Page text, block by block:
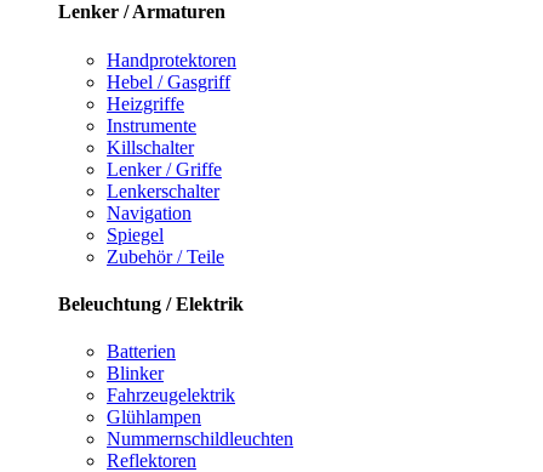
Lenker / Armaturen
Handprotektoren
Hebel / Gasgriff
Heizgriffe
Instrumente
Killschalter
Lenker / Griffe
Lenkerschalter
Navigation
Spiegel
Zubehör / Teile
Beleuchtung / Elektrik
Batterien
Blinker
Fahrzeugelektrik
Glühlampen
Nummernschildleuchten
Reflektoren